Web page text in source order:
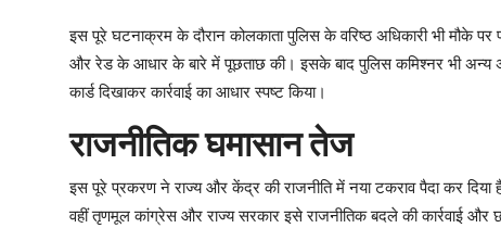
इस पूरे घटनाक्रम के दौरान कोलकाता पुलिस के वरिष्ठ अधिकारी भी मौके
और रेड के आधार के बारे में पूछताछ की। इसके बाद पुलिस कमिश्नर भी
कार्ड दिखाकर कार्रवाई का आधार स्पष्ट किया।
राजनीतिक घमासान तेज
इस पूरे प्रकरण ने राज्य और केंद्र की राजनीति में नया टकराव पैदा कर
वहीं तृणमूल कांग्रेस और राज्य सरकार इसे राजनीतिक बदले की कार्रवाई और